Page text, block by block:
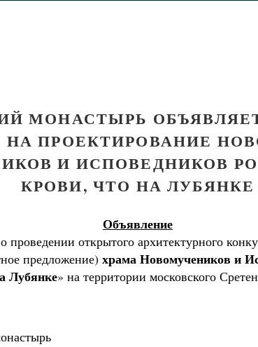
МОНАСТЫРЬ
НА ПРОЕКТИРОВАНИЕ
И ИСПОВЕДНИКОВ
КРОВИ, ЧТО НА ЛУБЯНКЕ
Объявление
о проведении открытого архитектурного
предложение) храма Новомучеников и
Лубянке» на территории московского
Как найти своё место в жизни